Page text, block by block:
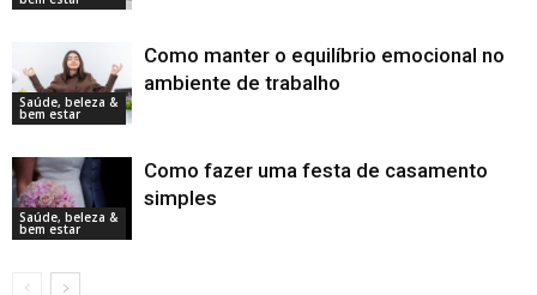
Saúde, beleza &
bem estar
Como manter o equilíbrio emocional no
ambiente de trabalho
Saúde, beleza &
bem estar
Como fazer uma festa de casamento
simples